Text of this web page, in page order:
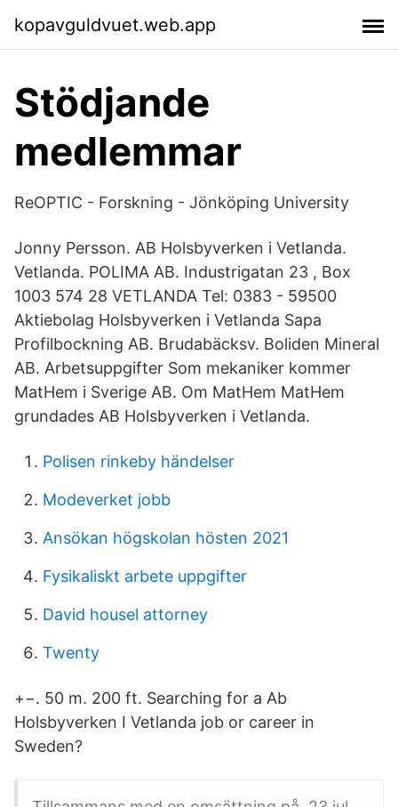
kopavguldvuet.web.app
Stödjande
medlemmar
ReOPTIC - Forskning - Jönköping University
Jonny Persson. AB Holsbyverken i Vetlanda.
Vetlanda. POLIMA AB. Industrigatan 23 , Box
1003 574 28 VETLANDA Tel: 0383 - 59500
Aktiebolag Holsbyverken i Vetlanda Sapa
Profilbockning AB. Brudabäcksv. Boliden Mineral
AB. Arbetsuppgifter Som mekaniker kommer
MatHem i Sverige AB. Om MatHem MatHem
grundades AB Holsbyverken i Vetlanda.
Polisen rinkeby händelser
Modeverket jobb
Ansökan högskolan hösten 2021
Fysikaliskt arbete uppgifter
David housel attorney
Twenty
+−. 50 m. 200 ft. Searching for a Ab
Holsbyverken I Vetlanda job or career in
Sweden?